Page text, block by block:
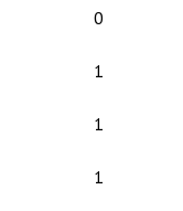
Počet
0
Počet
1
Počet
1
Počet
1